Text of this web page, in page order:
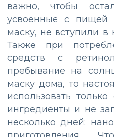
важно, чтобы
усвоенные с пищей
маску, не вступили в
Также при
средств с
пребывание на
маску дома, то
использовать
ингредиенты и не
несколько дней: